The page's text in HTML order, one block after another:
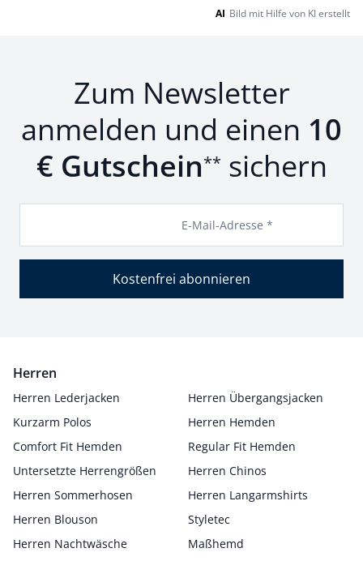
AI Bild mit Hilfe von KI erstellt
Zum Newsletter
anmelden und einen 10
€ Gutschein** sichern
E-Mail-Adresse *
Kostenfrei abonnieren
Herren
Herren Lederjacken
Herren Übergangsjacken
Kurzarm Polos
Herren Hemden
Comfort Fit Hemden
Regular Fit Hemden
Untersetzte Herrengrößen
Herren Chinos
Herren Sommerhosen
Herren Langarmshirts
Herren Blouson
Styletec
Herren Nachtwäsche
Maßhemd